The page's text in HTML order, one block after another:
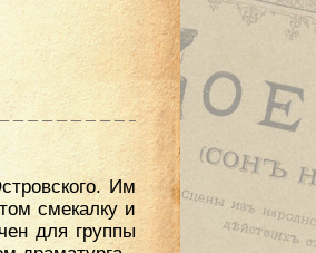
Им
смекалку и
для группы